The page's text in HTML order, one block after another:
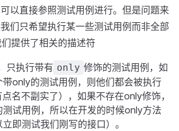
以直接参照测试用例进行。但是问题来
们只希望执行某一些测试用例而非全部
提供了相关的描述符
只执行带有 only 修饰的测试用例，如
带only的测试用例，则他们都会被执行
点名不副实了），如果不存在only修饰，
测试用例，所以在开发的时候only方法
即测试我们刚写的接口）。